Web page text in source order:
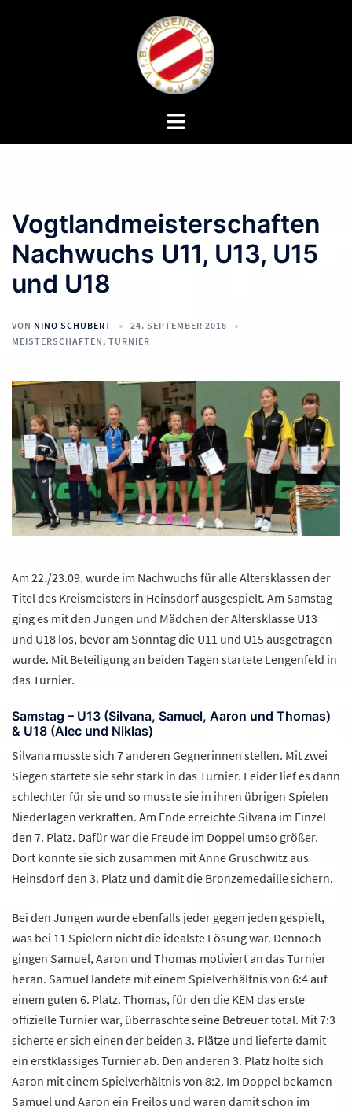
Menü
Vogtlandmeisterschaften
Nachwuchs U11, U13, U15
und U18
VON NINO SCHUBERT
24. SEPTEMBER 2018
MEISTERSCHAFTEN , TURNIER
Am 22./23.09. wurde im Nachwuchs für alle Altersklassen der
Titel des Kreismeisters in Heinsdorf ausgespielt. Am Samstag
ging es mit den Jungen und Mädchen der Altersklasse U13
und U18 los, bevor am Sonntag die U11 und U15 ausgetragen
wurde. Mit Beteiligung an beiden Tagen startete Lengenfeld in
das Turnier.
Samstag – U13 (Silvana, Samuel, Aaron und Thomas)
& U18 (Alec und Niklas)
Silvana musste sich 7 anderen Gegnerinnen stellen. Mit zwei
Siegen startete sie sehr stark in das Turnier. Leider lief es dann
schlechter für sie und so musste sie in ihren übrigen Spielen
Niederlagen verkraften. Am Ende erreichte Silvana im Einzel
den 7. Platz. Dafür war die Freude im Doppel umso größer.
Dort konnte sie sich zusammen mit Anne Gruschwitz aus
Heinsdorf den 3. Platz und damit die Bronzemedaille sichern.
Bei den Jungen wurde ebenfalls jeder gegen jeden gespielt,
was bei 11 Spielern nicht die idealste Lösung war. Dennoch
gingen Samuel, Aaron und Thomas motiviert an das Turnier
heran. Samuel landete mit einem Spielverhältnis von 6:4 auf
einem guten 6. Platz. Thomas, für den die KEM das erste
offizielle Turnier war, überraschte seine Betreuer total. Mit 7:3
sicherte er sich einen der beiden 3. Plätze und lieferte damit
ein erstklassiges Turnier ab. Den anderen 3. Platz holte sich
Aaron mit einem Spielverhältnis von 8:2. Im Doppel bekamen
Samuel und Aaron ein Freilos und waren damit schon im